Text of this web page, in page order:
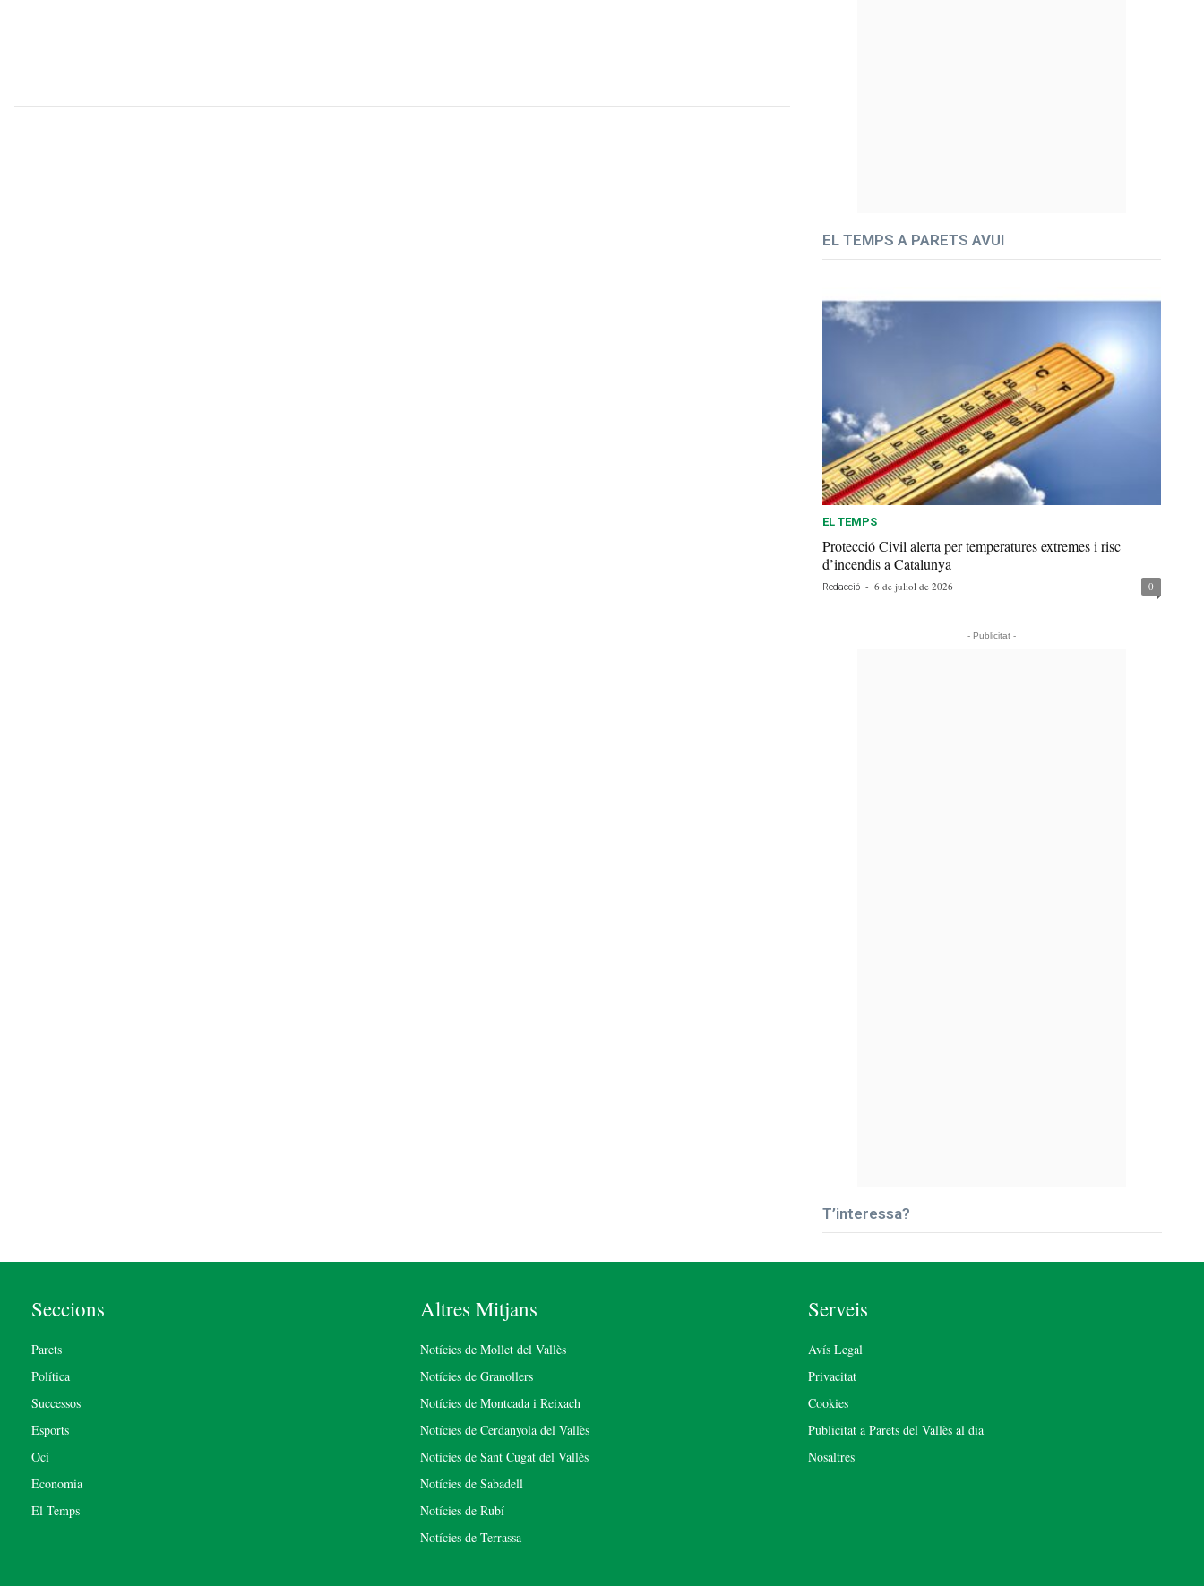
EL TEMPS A PARETS AVUI
EL TEMPS
Protecció Civil alerta per temperatures extremes i risc
d’incendis a Catalunya
Redacció - 6 de juliol de 2026 0
- Publicitat -
T’interessa?
Seccions
Parets
Política
Successos
Esports
Oci
Economia
El Temps
Altres Mitjans
Notícies de Mollet del Vallès
Notícies de Granollers
Notícies de Montcada i Reixach
Notícies de Cerdanyola del Vallès
Notícies de Sant Cugat del Vallès
Notícies de Sabadell
Notícies de Rubí
Notícies de Terrassa
Serveis
Avís Legal
Privacitat
Cookies
Publicitat a Parets del Vallès al dia
Nosaltres